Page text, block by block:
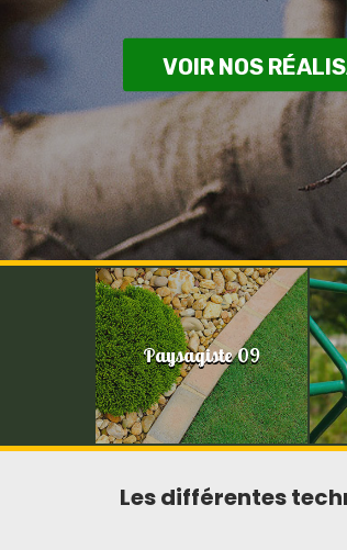
VOIR NOS
Paysagiste 09
Les différentes